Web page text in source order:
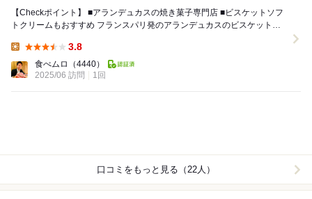
【Checkポイント】 ■アランデュカスの焼き菓子専門店 ■ビスケットソフ
トクリームもおすすめ フランスパリ発のアランデュカスのビスケット専
3.8
食べムロ
（4440）
2025/06 訪問
1回
口コミをもっと見る（22人）